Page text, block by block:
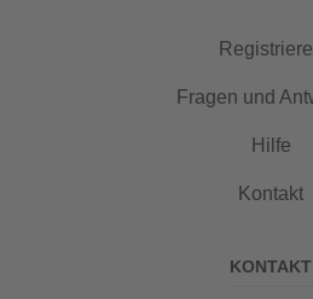
Fragen und
Hilfe
Kontakt
KONTAKT